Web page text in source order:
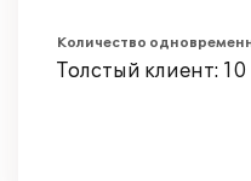
Количество
Толстый клиент: 10